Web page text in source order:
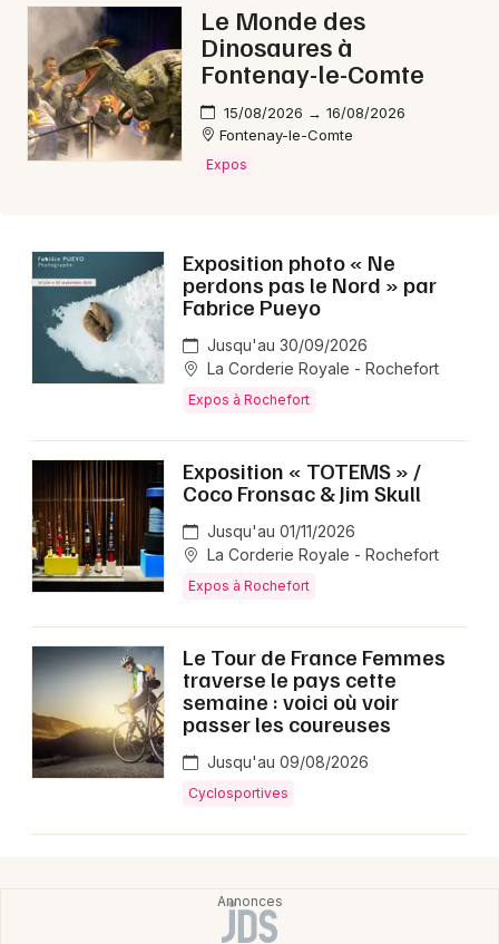
17 - Charente-Maritime
Mon email
Le Monde des
Dinosaures à
Fontenay-le-Comte
15/08/2026 → 16/08/2026
Fontenay-le-Comte
Expos
Exposition photo « Ne
perdons pas le Nord » par
Fabrice Pueyo
Jusqu'au 30/09/2026
La Corderie Royale - Rochefort
Expos à Rochefort
Exposition « TOTEMS » /
Coco Fronsac & Jim Skull
Jusqu'au 01/11/2026
La Corderie Royale - Rochefort
Expos à Rochefort
Le Tour de France Femmes
traverse le pays cette
semaine : voici où voir
passer les coureuses
Jusqu'au 09/08/2026
Cyclosportives